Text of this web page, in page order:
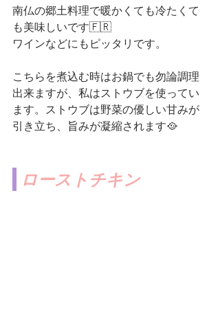
南仏の郷土料理で暖かくても冷たくて
も美味しいです🇫🇷
ワインなどにもピッタリです。
こちらを煮込む時はお鍋でも勿論調理
出来ますが、私はストウブを使ってい
ます。ストウブは野菜の優しい甘みが
引き立ち、旨みが凝縮されます🥘
ローストチキン